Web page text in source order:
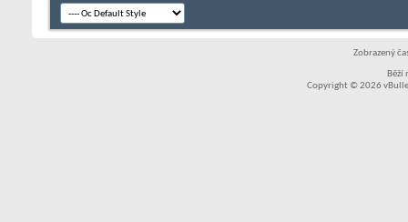
Zobrazený
Běží
Copyright © 2026